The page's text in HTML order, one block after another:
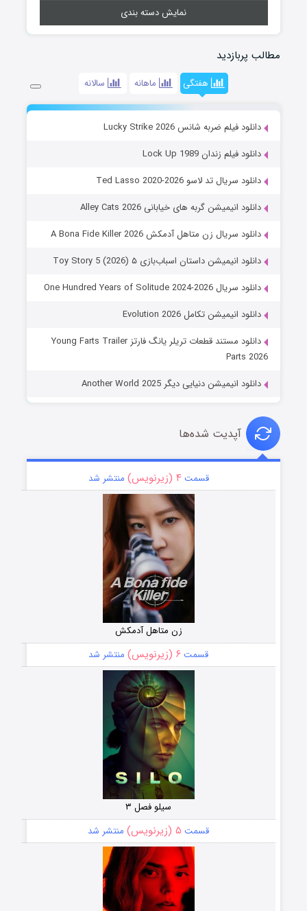
نمایش دسته بندی
مطالب پربازدید
هفتگی ماهانه سالانه
دانلود فیلم ضربه شانس Lucky Strike 2026
دانلود فیلم زندان Lock Up 1989
دانلود سریال تد لاسو Ted Lasso 2020-2026
دانلود انیمیشن گربه های خیابانی Alley Cats 2026
دانلود سریال زن متاهل آدمکش A Bona Fide Killer 2026
دانلود انیمیشن داستان اسباب‌بازی ۵ Toy Story 5 (2026)
دانلود سریال One Hundred Years of Solitude 2024-2026
دانلود انیمیشن تکامل Evolution 2026
دانلود مستند قطعات تریلر یانگ فارتز Young Farts Trailer
Parts 2026
دانلود انیمیشن دنیایی دیگر Another World 2025
آپدیت شده‌ها
قسمت۴ (زیرنویس) منتشر شد
زن متاهل آدمکش
قسمت ۶ (زیرنویس) منتشر شد
سیلو فصل ۳
قسمت ۵ (زیرنویس) منتشر شد